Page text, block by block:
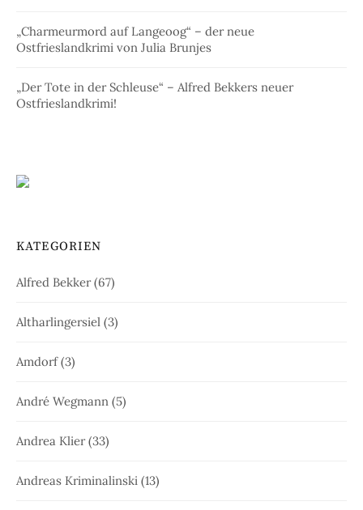
„Charmeurmord auf Langeoog“ – der neue
Ostfrieslandkrimi von Julia Brunjes
„Der Tote in der Schleuse“ – Alfred Bekkers neuer
Ostfrieslandkrimi!
KATEGORIEN
Alfred Bekker(67)
Altharlingersiel (3)
Amdorf(3)
André Wegmann (5)
Andrea Klier(33)
Andreas Kriminalinski (13)